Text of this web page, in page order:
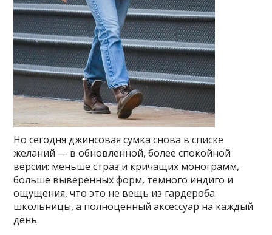
Но сегодня джинсовая сумка снова в списке
желаний — в обновленной, более спокойной
версии: меньше страз и кричащих монограмм,
больше выверенных форм, темного индиго и
ощущения, что это не вещь из гардероба
школьницы, а полноценный аксессуар на каждый
день.